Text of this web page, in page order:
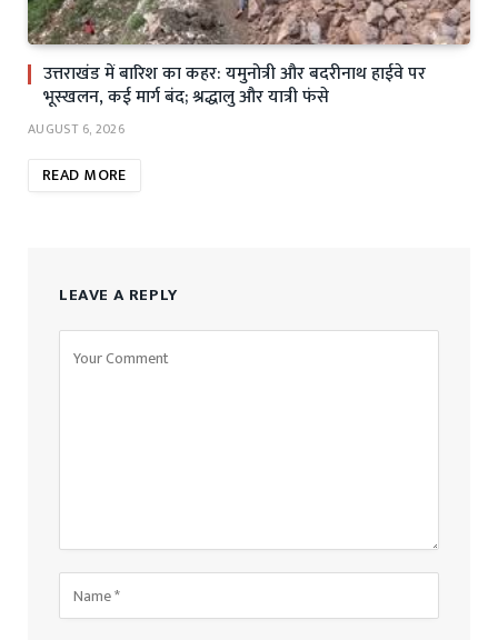
उत्तराखंड में बारिश का कहर: यमुनोत्री और बदरीनाथ हाईवे पर
भूस्खलन, कई मार्ग बंद; श्रद्धालु और यात्री फंसे
AUGUST 6, 2026
READ MORE
LEAVE A REPLY